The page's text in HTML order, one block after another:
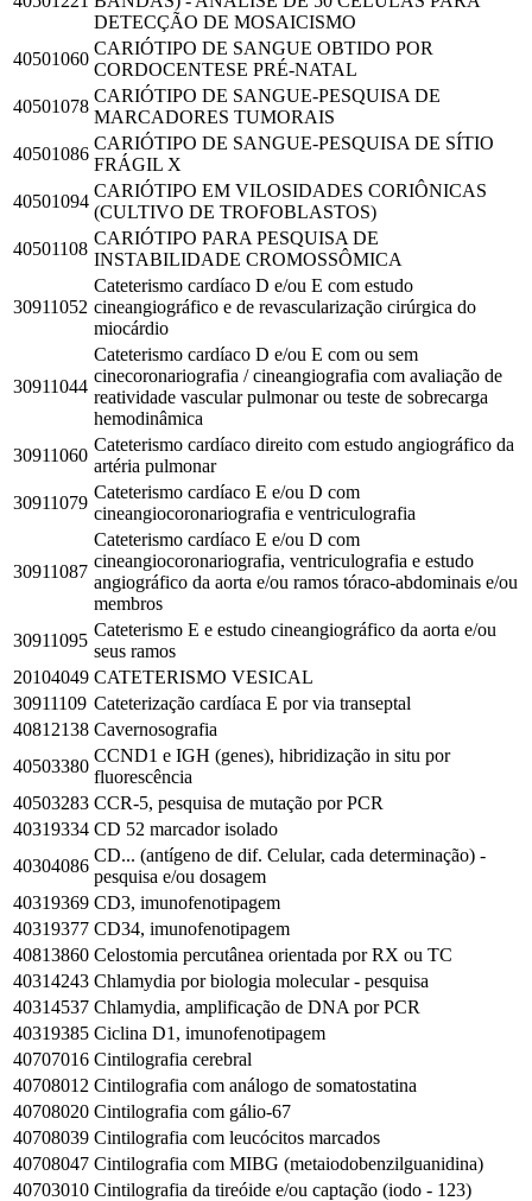
DETECÇÃO DE MOSAICISMO
40501060
CARIÓTIPO DE SANGUE OBTIDO POR
CORDOCENTESE PRÉ-NATAL
40501078
CARIÓTIPO DE SANGUE-PESQUISA DE
MARCADORES TUMORAIS
40501086
CARIÓTIPO DE SANGUE-PESQUISA DE SÍTIO
FRÁGIL X
40501094
CARIÓTIPO EM VILOSIDADES CORIÔNICAS
(CULTIVO DE TROFOBLASTOS)
40501108
CARIÓTIPO PARA PESQUISA DE
INSTABILIDADE CROMOSSÔMICA
30911052
Cateterismo cardíaco D e/ou E com estudo
cineangiográfico e de revascularização cirúrgica do
miocárdio
30911044
Cateterismo cardíaco D e/ou E com ou sem
cinecoronariografia / cineangiografia com avaliação de
reatividade vascular pulmonar ou teste de sobrecarga
hemodinâmica
30911060
Cateterismo cardíaco direito com estudo angiográfico da
artéria pulmonar
30911079
Cateterismo cardíaco E e/ou D com
cineangiocoronariografia e ventriculografia
30911087
Cateterismo cardíaco E e/ou D com
cineangiocoronariografia, ventriculografia e estudo
angiográfico da aorta e/ou ramos tóraco-abdominais e/ou
membros
30911095
Cateterismo E e estudo cineangiográfico da aorta e/ou
seus ramos
20104049 CATETERISMO VESICAL
30911109 Cateterização cardíaca E por via transeptal
40812138 Cavernosografia
40503380
CCND1 e IGH (genes), hibridização in situ por
fluorescência
40503283 CCR-5, pesquisa de mutação por PCR
40319334 CD 52 marcador isolado
40304086
CD... (antígeno de dif. Celular, cada determinação) -
pesquisa e/ou dosagem
40319369 CD3, imunofenotipagem
40319377 CD34, imunofenotipagem
40813860 Celostomia percutânea orientada por RX ou TC
40314243 Chlamydia por biologia molecular - pesquisa
40314537 Chlamydia, amplificação de DNA por PCR
40319385 Ciclina D1, imunofenotipagem
40707016 Cintilografia cerebral
40708012 Cintilografia com análogo de somatostatina
40708020 Cintilografia com gálio-67
40708039 Cintilografia com leucócitos marcados
40708047 Cintilografia com MIBG (metaiodobenzilguanidina)
40703010 Cintilografia da tireóide e/ou captação (iodo - 123)